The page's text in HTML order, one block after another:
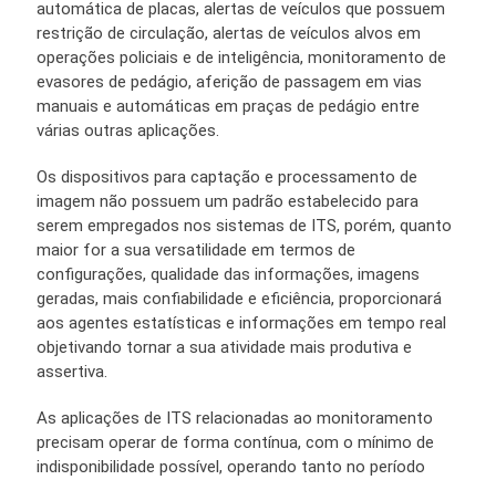
automática de placas, alertas de veículos que possuem
restrição de circulação, alertas de veículos alvos em
operações policiais e de inteligência, monitoramento de
evasores de pedágio, aferição de passagem em vias
manuais e automáticas em praças de pedágio entre
várias outras aplicações.
Os dispositivos para captação e processamento de
imagem não possuem um padrão estabelecido para
serem empregados nos sistemas de ITS, porém, quanto
maior for a sua versatilidade em termos de
configurações, qualidade das informações, imagens
geradas, mais confiabilidade e eficiência, proporcionará
aos agentes estatísticas e informações em tempo real
objetivando tornar a sua atividade mais produtiva e
assertiva.
As aplicações de ITS relacionadas ao monitoramento
precisam operar de forma contínua, com o mínimo de
indisponibilidade possível, operando tanto no período